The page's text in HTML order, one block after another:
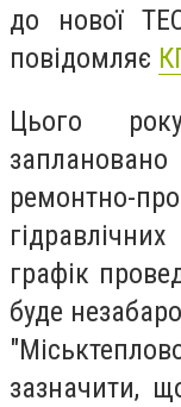
до нової
повідомляє
Цього
ремонтно-
графік
буде
зазначити,